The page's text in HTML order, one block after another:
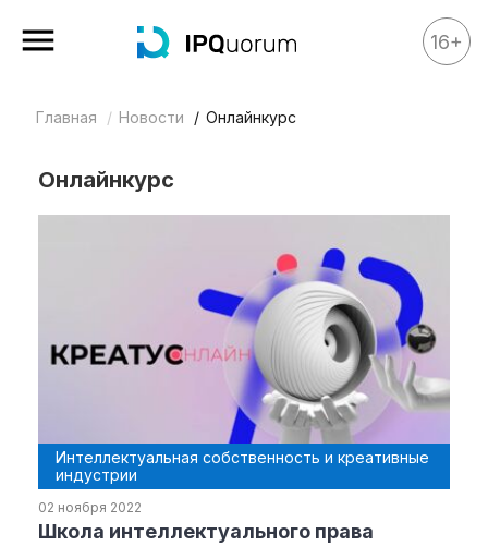
Все материалы
Аналитика
IP Stories
Календарь
16+
Главная Новости Онлайнкурс
Онлайнкурс
Интеллектуальная собственность и креативные
индустрии
02 ноября 2022
Школа интеллектуального права